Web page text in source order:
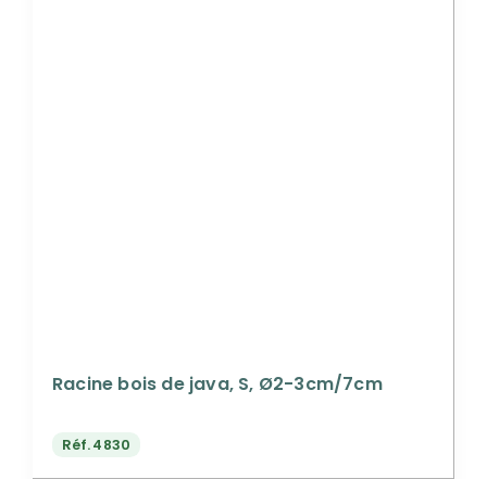
Racine bois de java, S, Ø2-3cm/7cm
Réf.4830